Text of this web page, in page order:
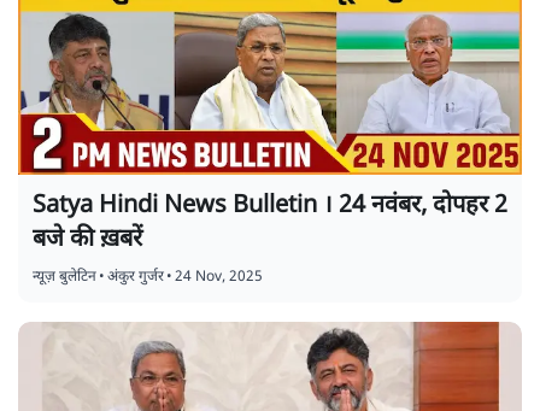
Satya Hindi News Bulletin । 24 नवंबर, दोपहर 2
बजे की ख़बरें
न्यूज़ बुलेटिन•अंकुर गुर्जर•24 Nov, 2025